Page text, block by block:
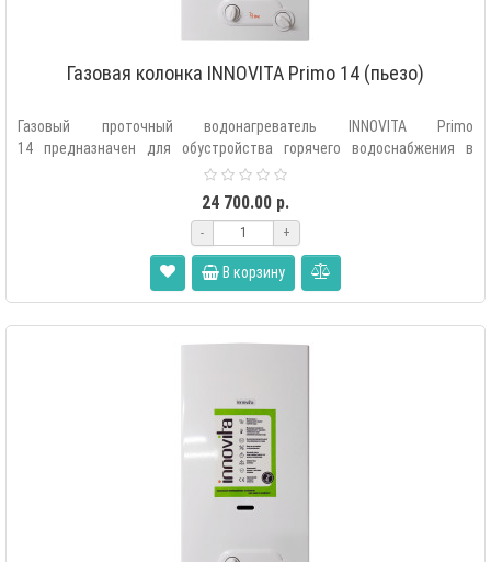
Газовая колонка INNOVITA Primo 14 (пьезо)
Газовый проточный водонагреватель INNOVITA Primo
14 предназначен для обустройства горячего водоснабжения в
квартирах и частных домах с..
24 700.00 р.
- +
В корзину